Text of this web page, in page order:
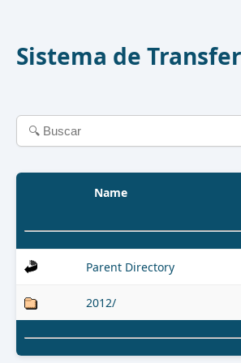
Sistema de
Name
Parent Directory
2012/